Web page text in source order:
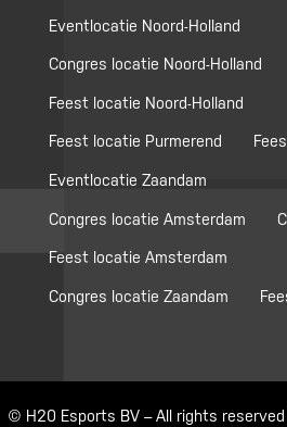
Eventlocatie Noord-Holland
Congres locatie Noord-Holland
Feest locatie Noord-Holland
Feest locatie Purmerend
Eventlocatie Zaandam
Congres locatie Amsterdam
Feest locatie Amsterdam
Congres locatie Zaandam
© H20 Esports BV – All rights reserved |